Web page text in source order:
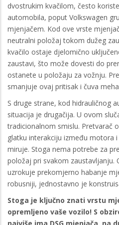
dvostrukim kvačilom, često
automobila, poput Volkswagen
mjenjačem. Kod ove vrste
neutralni položaj tokom dužeg
kvačilo ostaje djelomično
zaustavi, što može dovesti do
ostanete u položaju za vožnju.
smanjuje ovaj pritisak i čuva
S druge strane, kod hidrauličnog
situacija je drugačija. U ovom
tradicionalnom smislu. Pretvarač
glatku interakciju između motora
miruje. Stoga nema potrebe za
položaj pri svakom zaustavljanju.
uzrokuje prekomjerno habanje
robusniji, jednostavno je
Stoga je ključno znati vrstu
opremljeno vaše vozilo! S
najviše ima DSG mjenjača, na